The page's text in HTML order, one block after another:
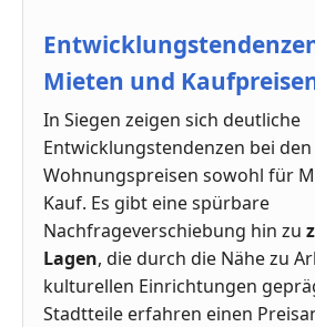
Mieten und
In Siegen zeigen sich deutliche
Entwicklungstendenzen bei den
Wohnungspreisen sowohl für
Kauf. Es gibt eine spürbare
Nachfrageverschiebung hin zu
Lagen, die durch die Nähe zu
kulturellen Einrichtungen
Stadtteile erfahren einen